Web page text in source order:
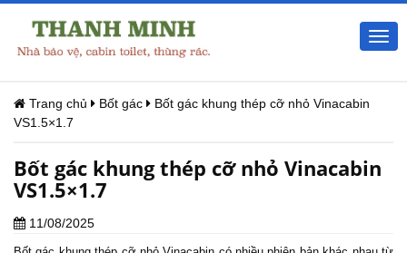
Trang chủ Bốt gác
Bốt gác khung thép cỡ nhỏ Vinacabin
VS1.5×1.7
Bốt gác khung thép cỡ nhỏ Vinacabin
VS1.5×1.7
11/08/2025